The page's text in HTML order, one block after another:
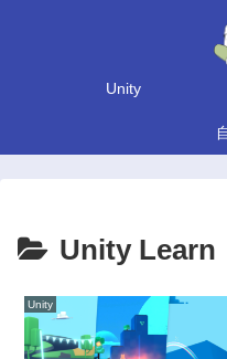
Unity
Unity Learn
Unity